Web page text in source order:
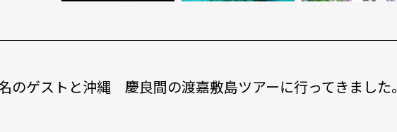
のゲストと沖縄 慶良間の渡嘉敷島ツアーに行ってきました。